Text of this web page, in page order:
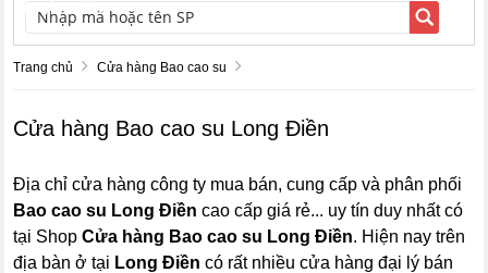
TÌM KIẾM
Trang chủ Cửa hàng Bao cao su
Cửa hàng Bao cao su Long Điền
Địa chỉ cửa hàng công ty mua bán, cung cấp và phân phối
Bao cao su Long Điền cao cấp giá rẻ... uy tín duy nhất có
tại ShopCửa hàng Bao cao su Long Điền. Hiện nay trên
địa bàn ở tại Long Điền có rất nhiều cửa hàng đại lý bán